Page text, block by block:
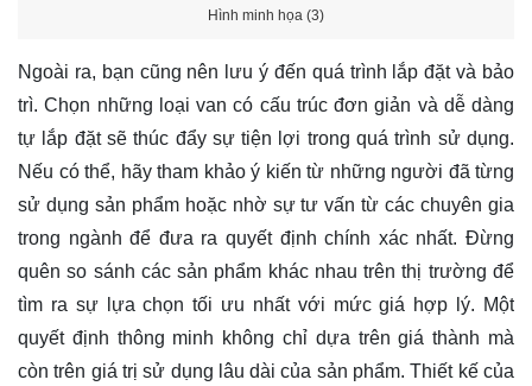
Hình minh họa (3)
Ngoài ra, bạn cũng nên lưu ý đến quá trình lắp đặt và bảo
trì. Chọn những loại van có cấu trúc đơn giản và dễ dàng
tự lắp đặt sẽ thúc đẩy sự tiện lợi trong quá trình sử dụng.
Nếu có thể, hãy tham khảo ý kiến từ những người đã từng
sử dụng sản phẩm hoặc nhờ sự tư vấn từ các chuyên gia
trong ngành để đưa ra quyết định chính xác nhất. Đừng
quên so sánh các sản phẩm khác nhau trên thị trường để
tìm ra sự lựa chọn tối ưu nhất với mức giá hợp lý. Một
quyết định thông minh không chỉ dựa trên giá thành mà
còn trên giá trị sử dụng lâu dài của sản phẩm. Thiết kế của